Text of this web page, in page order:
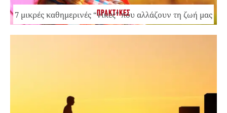
ΠΡΑΚΤΙΚΕΣ
7 μικρές καθημερινές “νίκες” που αλλάζουν τη ζωή μας